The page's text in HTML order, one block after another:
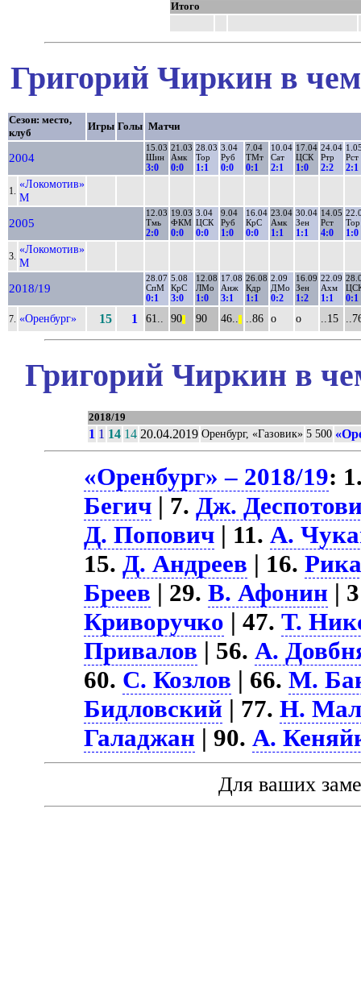
Итого
Григорий Чиркин в
Сезон: место,
клуб
Игры Голы Матчи
2004
15.03
Шин
3:0
21.03
Амк
0:0
28.03
Тор
1:1
3.04
Руб
0:0
7.04
ТМт
0:1
10.04
Сат
2:1
17.04
ЦСК
1:0
24.04
Ртр
2:2
Рст
2:1
1.
«Локомотив»
М
2005
12.03
Тмь
2:0
19.03
ФКМ
0:0
3.04
ЦСК
0:0
9.04
Руб
1:0
16.04
КрС
0:0
23.04
Амк
1:1
30.04
Зен
1:1
14.05
Рст
4:0
Тор
1:0
3.
«Локомотив»
М
2018/19
28.07
СпМ
0:1
5.08
КрС
3:0
12.08
ЛМо
1:0
17.08
Анж
3:1
26.08
Кдр
1:1
2.09
ДМо
0:2
16.09
Зен
1:2
22.09
Ахм
1:1 0:1
7. «Оренбург» 15 1 61.. 90 90 46.. ..86 о о ..15
Григорий Чиркин в
2018/19
1 1 14 14 20.04.2019 Оренбург, «Газовик» 5 500
«Оренбург» – 2018/19:
Бегич | 7.Дж.
Д. Попович | 11.А.
15.Д. Андреев | 16.
Бреев | 29.В. Афонин |
Криворучко | 47.Т.
Привалов | 56.А.
60. С. Козлов | 66.М.
Бидловский | 77.Н.
Галаджан | 90.А.
Для ваших